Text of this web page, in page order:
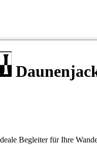
Begleiter für Ihre